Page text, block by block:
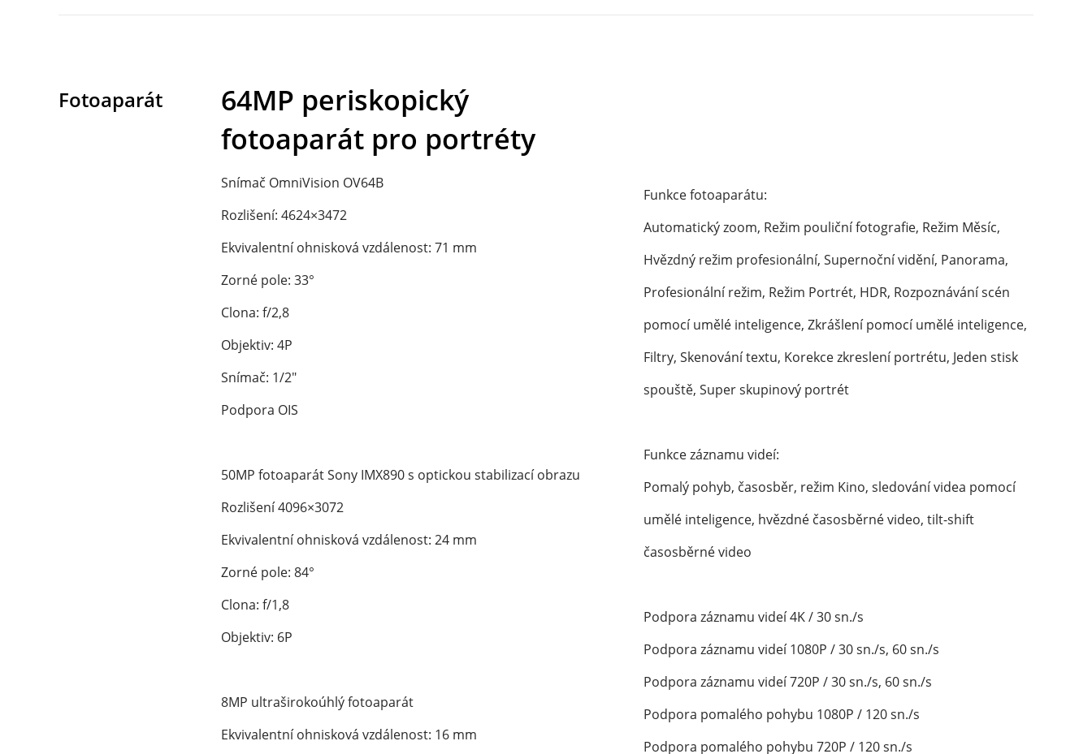
Fotoaparát
64MP periskopický
fotoaparát pro portréty
Snímač OmniVision OV64B
Rozlišení: 4624×3472
Ekvivalentní ohnisková vzdálenost: 71 mm
Zorné pole: 33°
Clona: f/2,8
Objektiv: 4P
Snímač: 1/2"
Podpora OIS
50MP fotoaparát Sony IMX890 s optickou stabilizací obrazu
Rozlišení 4096×3072
Ekvivalentní ohnisková vzdálenost: 24 mm
Zorné pole: 84°
Clona: f/1,8
Objektiv: 6P
8MP ultraširokoúhlý fotoaparát
Ekvivalentní ohnisková vzdálenost: 16 mm
Funkce fotoaparátu:
Automatický zoom, Režim pouliční fotografie, Režim Měsíc,
Hvězdný režim profesionální, Supernoční vidění, Panorama,
Profesionální režim, Režim Portrét, HDR, Rozpoznávání scén
pomocí umělé inteligence, Zkrášlení pomocí umělé inteligence,
Filtry, Skenování textu, Korekce zkreslení portrétu, Jeden stisk
spouště, Super skupinový portrét
Funkce záznamu videí:
Pomalý pohyb, časosběr, režim Kino, sledování videa pomocí
umělé inteligence, hvězdné časosběrné video, tilt-shift
časosběrné video
Podpora záznamu videí 4K / 30 sn./s
Podpora záznamu videí 1080P / 30 sn./s, 60 sn./s
Podpora záznamu videí 720P / 30 sn./s, 60 sn./s
Podpora pomalého pohybu 1080P / 120 sn./s
Podpora pomalého pohybu 720P / 120 sn./s